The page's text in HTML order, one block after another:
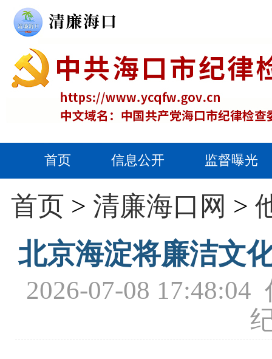
首页 信息公开 监督曝光
首页 > 清廉海口网 >
北京海淀将廉洁文
2026-07-08